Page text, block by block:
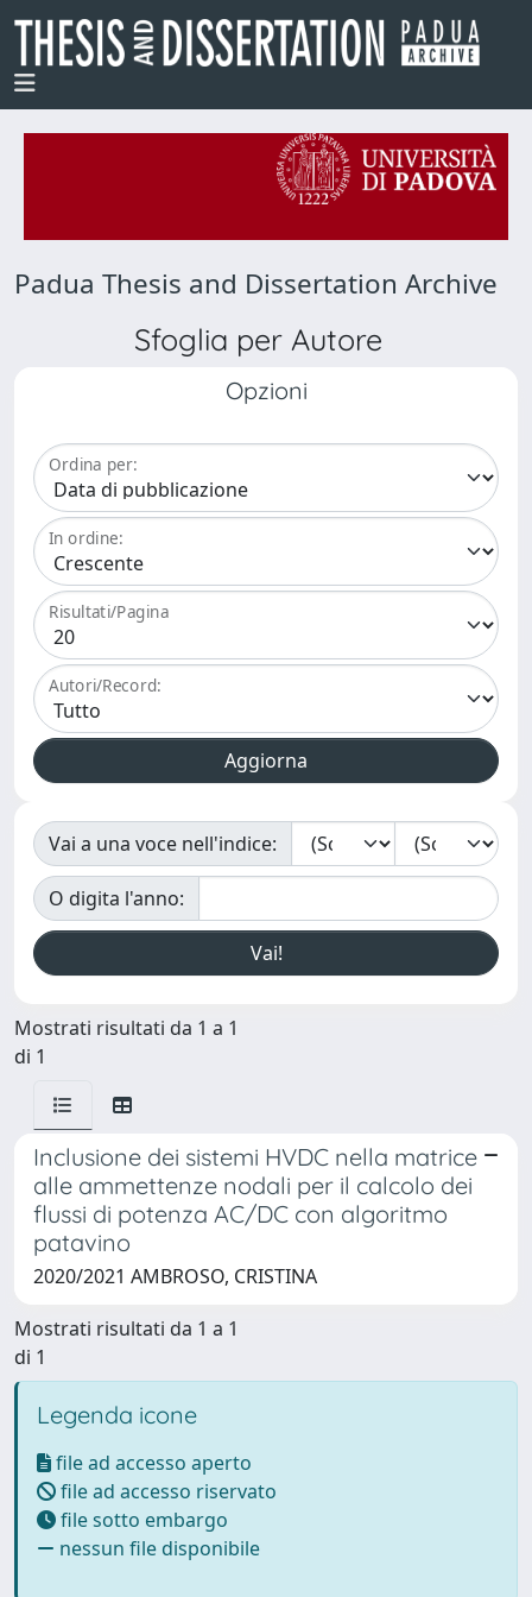
Padua Thesis and Dissertation Archive
Sfoglia per Autore
Opzioni
Ordina per:
In ordine:
Risultati/Pagina
Autori/Record:
Vai a una voce nell'indice:
O digita l'anno:
Mostrati risultati da 1 a 1
di 1
Inclusione dei sistemi HVDC nella matrice
alle ammettenze nodali per il calcolo dei
flussi di potenza AC/DC con algoritmo
patavino
2020/2021 AMBROSO, CRISTINA
Mostrati risultati da 1 a 1
di 1
Legenda icone
file ad accesso aperto
file ad accesso riservato
file sotto embargo
nessun file disponibile